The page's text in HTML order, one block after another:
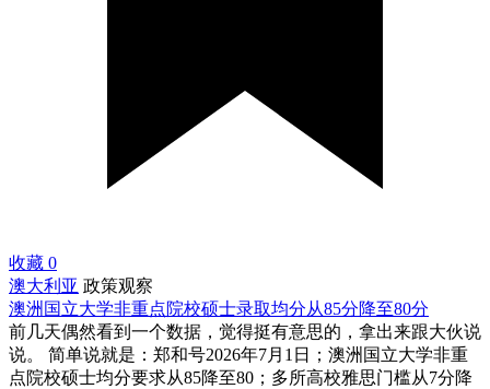
收藏 0
澳大利亚 政策观察
澳洲国立大学非重点院校硕士录取均分从85分降至80分
前几天偶然看到一个数据，觉得挺有意思的，拿出来跟大伙说
说。 简单说就是：郑和号2026年7月1日；澳洲国立大学非重
点院校硕士均分要求从85降至80；多所高校雅思门槛从7分降